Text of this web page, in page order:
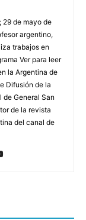
29 de mayo de
argentino,
trabajos en
Ver para leer
la Argentina de
Difusión de la
General San
de la revista
del canal de